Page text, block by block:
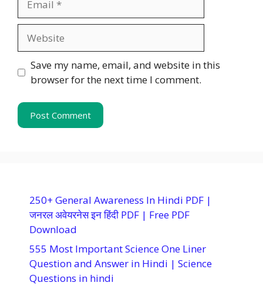
Save my name, email, and website in this
browser for the next time I comment.
250+ General Awareness In Hindi PDF |
जनरल अवेयरनेस इन हिंदी PDF | Free PDF
Download
555 Most Important Science One Liner
Question and Answer in Hindi | Science
Questions in hindi